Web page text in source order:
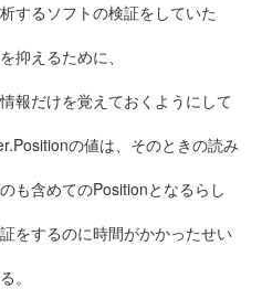
するソフトの検証をしていた
抑えるために、
報だけを覚えておくようにして
の値は、そのときの読み
も含めてのPositionとなるらし
をするのに時間がかかったせい
。